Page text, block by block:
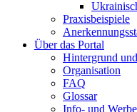
Praxisbeispiele
Über das Portal
Hintergrund
Organisation
FAQ
Glossar
Info- und